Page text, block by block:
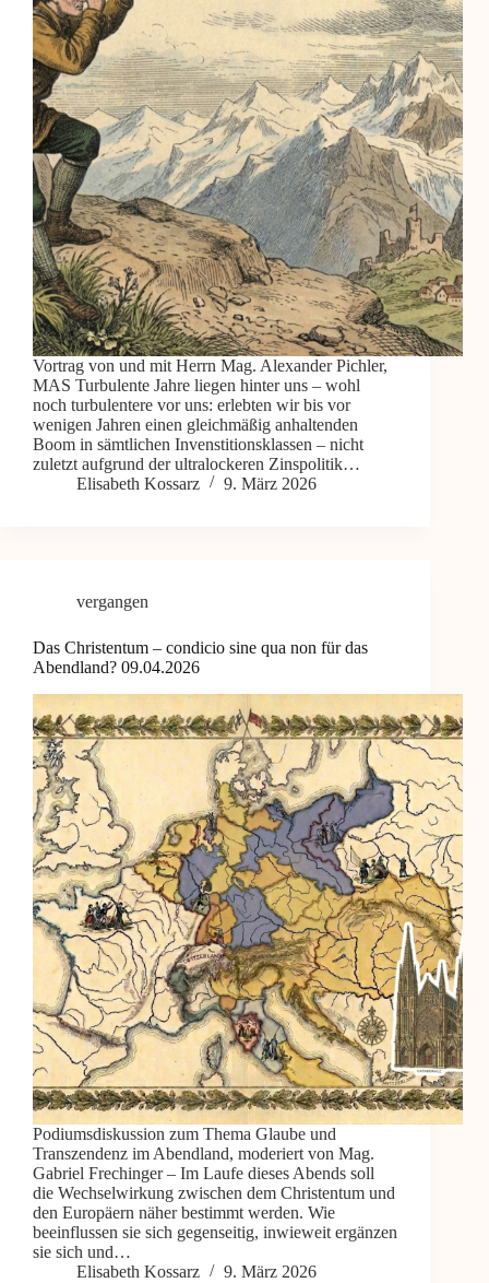
Vortrag von und mit Herrn Mag. Alexander Pichler,
MAS Turbulente Jahre liegen hinter uns – wohl
noch turbulentere vor uns: erlebten wir bis vor
wenigen Jahren einen gleichmäßig anhaltenden
Boom in sämtlichen Invenstitionsklassen – nicht
zuletzt aufgrund der ultralockeren Zinspolitik…
Elisabeth Kossarz
9. März 2026
vergangen
Das Christentum – condicio sine qua non für das
Abendland? 09.04.2026
Podiumsdiskussion zum Thema Glaube und
Transzendenz im Abendland, moderiert von Mag.
Gabriel Frechinger – Im Laufe dieses Abends soll
die Wechselwirkung zwischen dem Christentum und
den Europäern näher bestimmt werden. Wie
beeinflussen sie sich gegenseitig, inwieweit ergänzen
sie sich und…
Elisabeth Kossarz
9. März 2026